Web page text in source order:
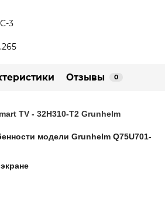
3
Отзывы 0
TV - 32H310-T2 Grunhelm
модели Grunhelm Q75U701-